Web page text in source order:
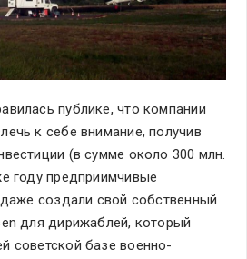
публике, что компании
к себе внимание, получив
(в сумме около 300 млн.
году предприимчивые
создали свой собственный
для дирижаблей, который
советской базе военно-